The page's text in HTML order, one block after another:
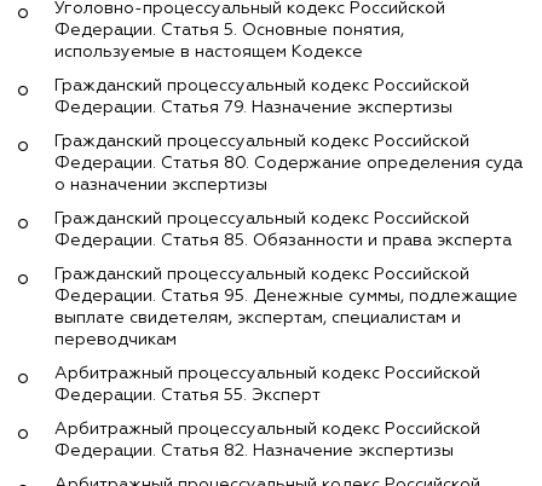
Уголовно-процессуальный кодекс Российской
Федерации. Статья 5. Основные понятия,
используемые в настоящем Кодексе
Гражданский процессуальный кодекс Российской
Федерации. Статья 79. Назначение экспертизы
Гражданский процессуальный кодекс Российской
Федерации. Статья 80. Содержание определения суда
о назначении экспертизы
Гражданский процессуальный кодекс Российской
Федерации. Статья 85. Обязанности и права эксперта
Гражданский процессуальный кодекс Российской
Федерации. Статья 95. Денежные суммы, подлежащие
выплате свидетелям, экспертам, специалистам и
переводчикам
Арбитражный процессуальный кодекс Российской
Федерации. Статья 55. Эксперт
Арбитражный процессуальный кодекс Российской
Федерации. Статья 82. Назначение экспертизы